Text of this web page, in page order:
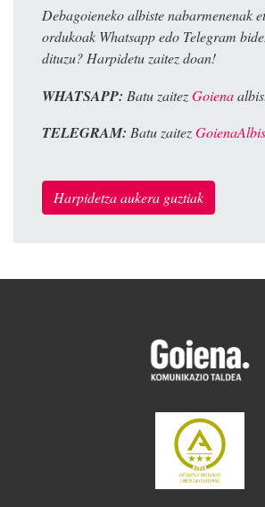
Debagoieneko albiste nabarmenenak
ordukoak Whatsapp edo Telegram
dituzu? Harpidetu zaitez doan!
WHATSAPP: Batu zaitezGoiena
TELEGRAM: Batu zaitez
Harpidetza aukera guztiak